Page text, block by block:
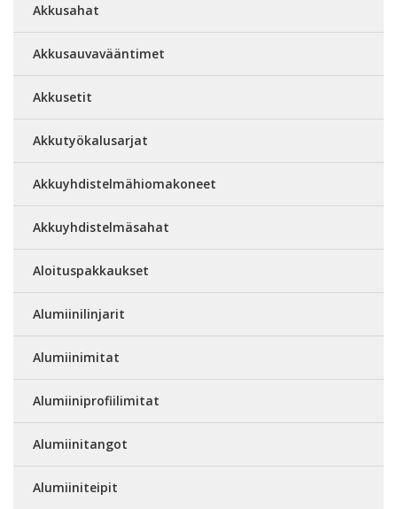
Akkusahat
Akkusauvavääntimet
Akkusetit
Akkutyökalusarjat
Akkuyhdistelmähiomakoneet
Akkuyhdistelmäsahat
Aloituspakkaukset
Alumiinilinjarit
Alumiinimitat
Alumiiniprofiilimitat
Alumiinitangot
Alumiiniteipit